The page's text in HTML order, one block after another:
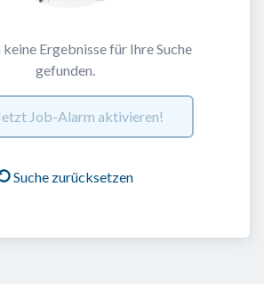
keine Ergebnisse für Ihre Suche
gefunden.
Job-Alarm aktivieren!
Suche zurücksetzen